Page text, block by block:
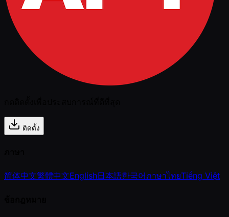
ติดตั้ง
简体中文繁體中文English日本語한국어ภาษาไทยTiếng Việt